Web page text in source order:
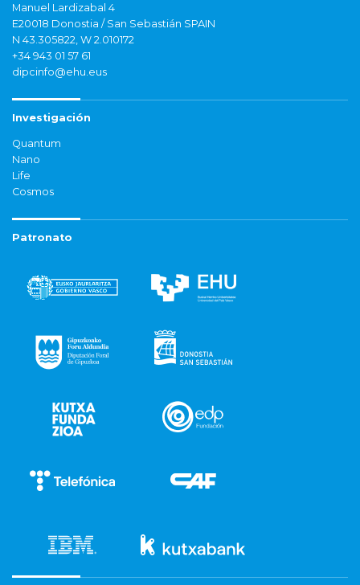
Manuel Lardizabal 4
E20018 Donostia / San Sebastián SPAIN
N 43.305822, W 2.010172
+34 943 01 57 61
dipcinfo@ehu.eus
Investigación
Quantum
Nano
Life
Cosmos
Patronato